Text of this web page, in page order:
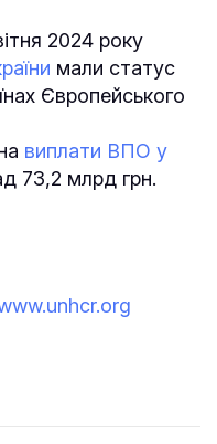
2024 року
мали статус
Європейського
виплати ВПО у
73,2 млрд грн.